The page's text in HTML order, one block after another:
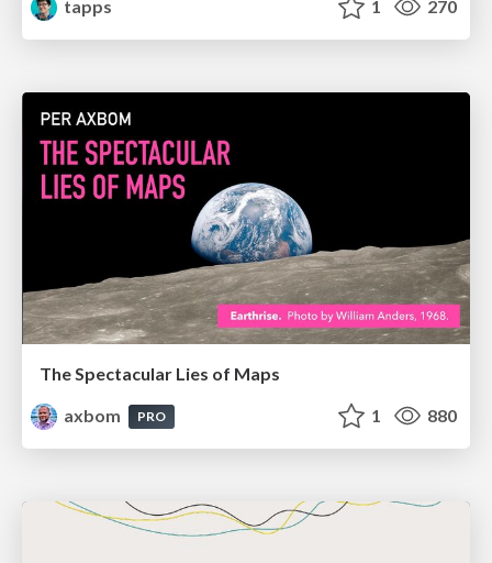
tapps 1 270
The Spectacular Lies of Maps
axbom
PRO 1 880